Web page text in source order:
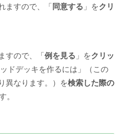
ますので、「 同意する 」をクリ
すので、「 例を見る 」をクリッ
ドデッキを作るには」（この
異なります。）を検索した際の
。